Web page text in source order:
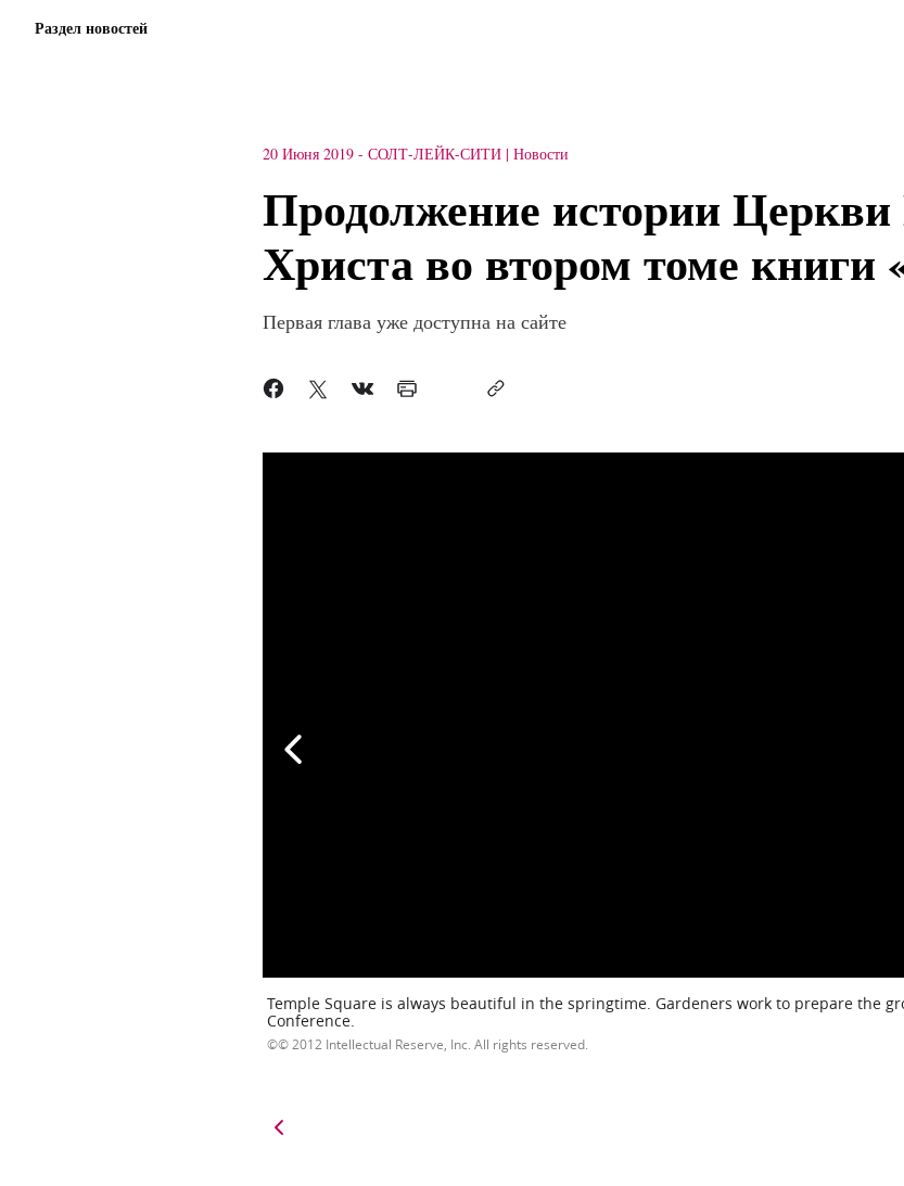
Раздел новостей
20 Июня 2019 - СОЛТ-ЛЕЙК-СИТИ Новости
Продолжение истории
Христа во втором томе книги
Первая глава уже доступна на сайте
Temple Square is always beautiful in the springtime. Gardeners work to prepare the
Conference.
© 2012 Intellectual Reserve, Inc. All rights reserved.